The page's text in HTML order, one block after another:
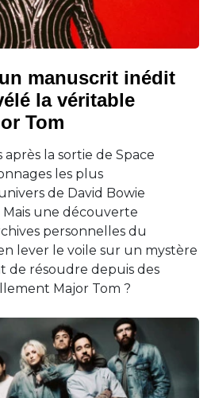
manuscrit inédit
la véritable
Tom
après la sortie de Space
les plus
de David Bowie
une découverte
personnelles du
lever le voile sur un mystère
de résoudre depuis des
Major Tom ?